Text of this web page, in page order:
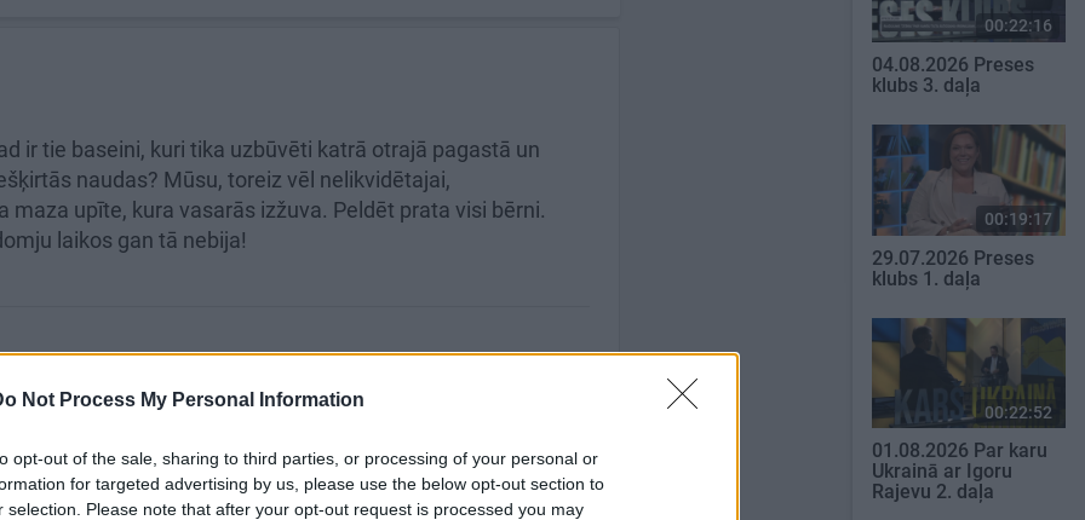
Not Process My Personal Information
opt-out of the sale, sharing to third parties, or processing of your personal or
for targeted advertising by us, please use the below opt-out section to
selection. Please note that after your opt-out request is processed you may
ir tie baseini, kuri tika uzbūvēti katrā otrajā pagastā un
naudas? Mūsu, toreiz vēl nelikvidētajai,
maza upīte, kura vasarās izžuva. Peldēt prata visi bērni.
laikos gan tā nebija!
00:22:16
04.08.2026 Preses
klubs 3. daļa
00:19:17
29.07.2026 Preses
klubs 1. daļa
00:22:52
01.08.2026 Par karu
Ukrainā ar Igoru
Rajevu 2. daļa